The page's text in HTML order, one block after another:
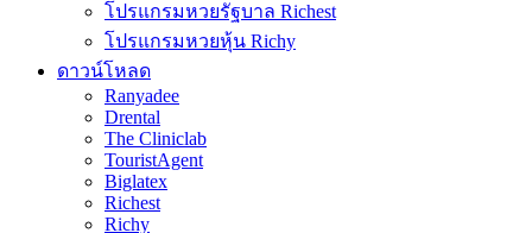
โปรแกรมหวยรัฐบาล Richest
โปรแกรมหวยหุ้น Richy
ดาวน์โหลด
Ranyadee
Drental
The Cliniclab
TouristAgent
Biglatex
Richest
Richy